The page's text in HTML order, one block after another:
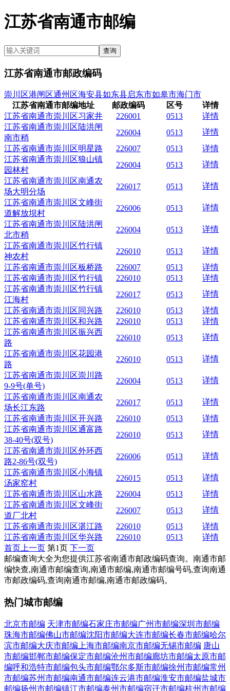
江苏省南通市邮编
查询
江苏省南通市邮政编码
崇川区港闸区通州区海安县如东县启东市如皋市海门市
江苏省南通市邮编地址
邮政编码 区号
详情
江苏省南通市崇川区习家井
226001 0513
详情
江苏省南通市崇川区陆洪闸
南市稍
226004 0513
详情
江苏省南通市崇川区明星路
226007 0513
详情
江苏省南通市崇川区狼山镇
园林村
226004 0513
详情
江苏省南通市崇川区南通农
场大明分场
226017 0513
详情
江苏省南通市崇川区文峰街
道解放坝村
226006 0513
详情
江苏省南通市崇川区陆洪闸
北市稍
226004 0513
详情
江苏省南通市崇川区竹行镇
神农村
226010 0513
详情
江苏省南通市崇川区板桥路
226007 0513
详情
江苏省南通市崇川区竹行镇
226010 0513
详情
江苏省南通市崇川区竹行镇
江海村
226017 0513
详情
江苏省南通市崇川区同兴路
226010 0513
详情
江苏省南通市崇川区和兴路
226010 0513
详情
江苏省南通市崇川区振兴西
路
226010 0513
详情
江苏省南通市崇川区花园港
路
226010 0513
详情
江苏省南通市崇川区崇川路
9-9号(单号)
226004 0513
详情
江苏省南通市崇川区南通农
场长江东路
226017 0513
详情
江苏省南通市崇川区开兴路
226010 0513
详情
江苏省南通市崇川区通富路
38-40号(双号)
226010 0513
详情
江苏省南通市崇川区外环西
路2-86号(双号)
226006 0513
详情
江苏省南通市崇川区小海镇
汤家窑村
226015 0513
详情
江苏省南通市崇川区山水路
226004 0513
详情
江苏省南通市崇川区文峰街
道厂北村
226007 0513
详情
江苏省南通市崇川区湛江路
226010 0513
详情
江苏省南通市崇川区华兴路
226010 0513
详情
首页 上一页 第1页 下一页
邮编查询大全为您提供江苏省南通市邮政编码查询。南通市邮
编快查,南通市邮编查询,南通市邮编,南通市邮编号码,查询南通
市邮政编码,查询南通市邮编,南通市邮政编码。
热门城市邮编
北京市邮编 天津市邮编石家庄市邮编广州市邮编深圳市邮编
珠海市邮编佛山市邮编沈阳市邮编大连市邮编长春市邮编哈尔
滨市邮编大庆市邮编 上海市邮编南京市邮编无锡市邮编 唐山
市邮编邯郸市邮编保定市邮编沧州市邮编廊坊市邮编太原市邮
编呼和浩特市邮编包头市邮编鄂尔多斯市邮编徐州市邮编常州
市邮编苏州市邮编南通市邮编连云港市邮编淮安市邮编盐城市
邮编扬州市邮编镇江市邮编泰州市邮编宿迁市邮编杭州市邮编